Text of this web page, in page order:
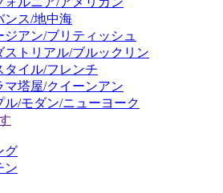
ンス/地中海
ジアン/ブリティッシュ
ストリアル/ブルックリン
タイル/フレンチ
マ塔屋/クイーンアン
ル/モダン/ニューヨーク
グ
ン